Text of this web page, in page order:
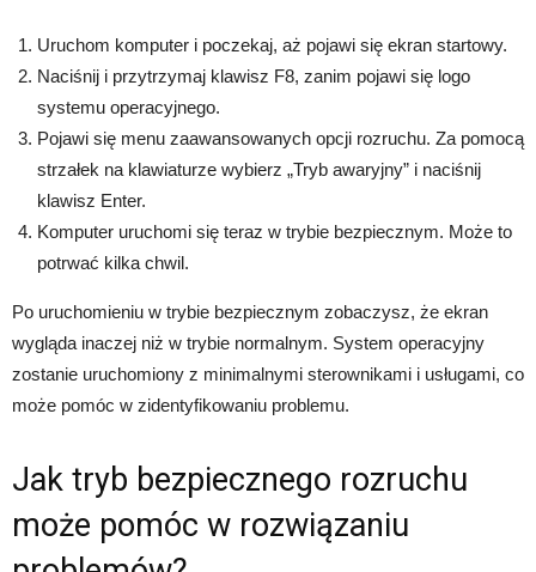
Uruchom komputer i poczekaj, aż pojawi się ekran startowy.
Naciśnij i przytrzymaj klawisz F8, zanim pojawi się logo
systemu operacyjnego.
Pojawi się menu zaawansowanych opcji rozruchu. Za pomocą
strzałek na klawiaturze wybierz „Tryb awaryjny” i naciśnij
klawisz Enter.
Komputer uruchomi się teraz w trybie bezpiecznym. Może to
potrwać kilka chwil.
Po uruchomieniu w trybie bezpiecznym zobaczysz, że ekran
wygląda inaczej niż w trybie normalnym. System operacyjny
zostanie uruchomiony z minimalnymi sterownikami i usługami, co
może pomóc w zidentyfikowaniu problemu.
Jak tryb bezpiecznego rozruchu
może pomóc w rozwiązaniu